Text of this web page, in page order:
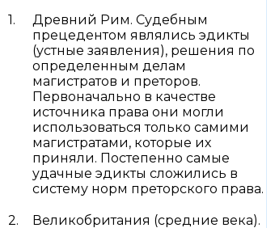
Древний Рим. Судебным
прецедентом являлись эдикты
(устные заявления), решения по
определенным делам
магистратов и преторов.
Первоначально в качестве
источника права они могли
использоваться только самими
магистратами, которые их
приняли. Постепенно самые
удачные эдикты сложились в
систему норм преторского права.
Великобритания (средние века).